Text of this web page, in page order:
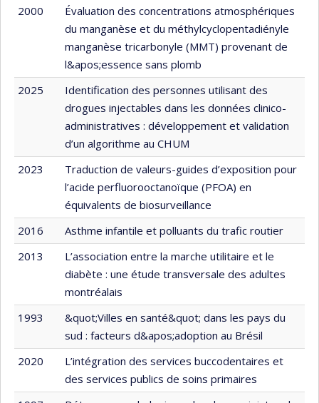
2000
Évaluation des concentrations atmosphériques
du manganèse et du méthylcyclopentadiényle
manganèse tricarbonyle (MMT) provenant de
l&apos;essence sans plomb
2025
Identification des personnes utilisant des
drogues injectables dans les données clinico-
administratives : développement et validation
d’un algorithme au CHUM
2023
Traduction de valeurs-guides d’exposition pour
l’acide perfluorooctanoïque (PFOA) en
équivalents de biosurveillance
2016
Asthme infantile et polluants du trafic routier
2013
L’association entre la marche utilitaire et le
diabète : une étude transversale des adultes
montréalais
1993
&quot;Villes en santé&quot; dans les pays du
sud : facteurs d&apos;adoption au Brésil
2020
L’intégration des services buccodentaires et
des services publics de soins primaires